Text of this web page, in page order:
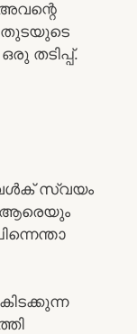
തുടയുടെ
തടിപ്പ്.
സ്വയം
ആരെയും